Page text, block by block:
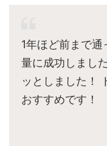
1年ほど前まで
量に成功しまし
ッとしました！
おすすめです！